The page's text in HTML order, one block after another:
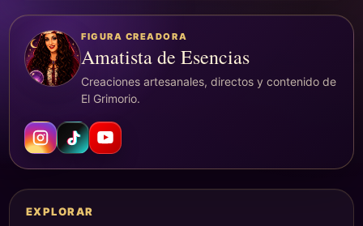
FIGURA CREADORA
Amatista de Esencias
Creaciones artesanales, directos y contenido de
El Grimorio.
EXPLORAR